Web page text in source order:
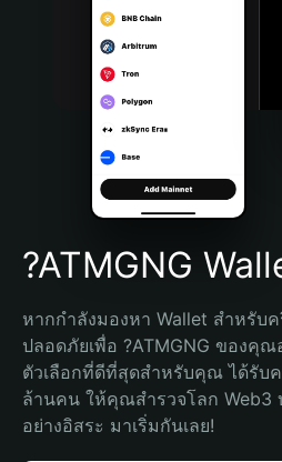
Português (Portugal)
Bahasa Indonesia
Português (Brasil)
Español (Argentina)
?ATMGNG
หากกำลังมองหา Wallet สำหรับ
ปลอดภัยเพื่อ ?ATMGNG ของคุ
ตัวเลือกที่ดีที่สุดสำหรับคุณ ได้รับค
ล้านคน ให้คุณสำรวจโลก Web3
อย่างอิสระ มาเริ่มกันเลย!